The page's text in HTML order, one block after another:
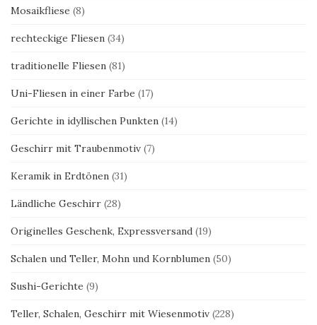
Mosaikfliese (8)
rechteckige Fliesen (34)
traditionelle Fliesen (81)
Uni-Fliesen in einer Farbe (17)
Gerichte in idyllischen Punkten (14)
Geschirr mit Traubenmotiv (7)
Keramik in Erdtönen (31)
Ländliche Geschirr (28)
Originelles Geschenk, Expressversand (19)
Schalen und Teller, Mohn und Kornblumen (50)
Sushi-Gerichte (9)
Teller, Schalen, Geschirr mit Wiesenmotiv (228)